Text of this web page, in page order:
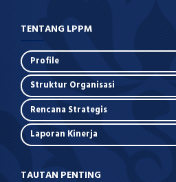
TENTANG LPPM
Profile
Struktur Organisasi
Rencana Strategis
Laporan Kinerja
TAUTAN PENTING